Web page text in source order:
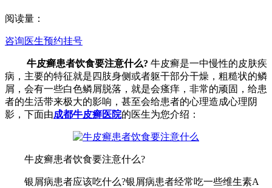
阅读量：
咨询医生预约挂号
牛皮癣患者饮食要注意什么? 牛皮癣是一中慢性的皮肤疾
病，主要的特征就是四肢身侧或者躯干部分干燥，粗糙状的鳞
屑，会有一些白色鳞屑脱落，就是会瘙痒，非常的顽固，给患
者的生活带来极大的影响，甚至会给患者的心理造成心理阴
影，下面由成都牛皮癣医院的医生为您介绍：
牛皮癣患者饮食要注意什么?
银屑病患者应该吃什么?银屑病患者经常吃一些维生素A